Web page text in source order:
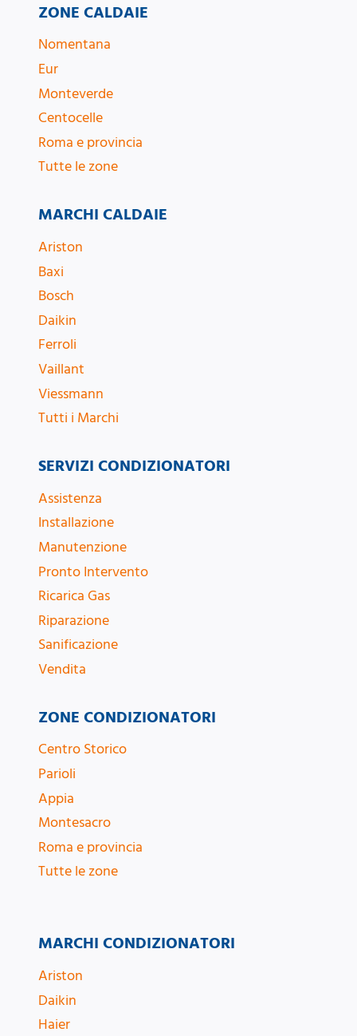
ZONE CALDAIE
Nomentana
Eur
Monteverde
Centocelle
Roma e provincia
Tutte le zone
MARCHI CALDAIE
Ariston
Baxi
Bosch
Daikin
Ferroli
Vaillant
Viessmann
Tutti i Marchi
ZONE CONDIZIONATORI
Centro Storico
Parioli
Appia
Montesacro
Roma e provincia
Tutte le zone
SERVIZI CONDIZIONATORI
Assistenza
Installazione
Manutenzione
Pronto Intervento
Ricarica Gas
Riparazione
Sanificazione
Vendita
MARCHI CONDIZIONATORI
Ariston
Daikin
Haier